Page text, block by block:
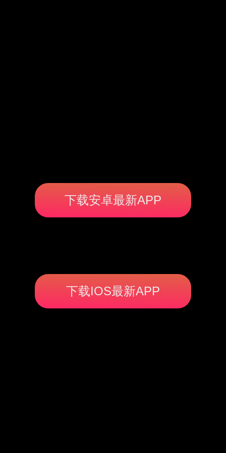
下载安卓最新APP
下载IOS最新APP